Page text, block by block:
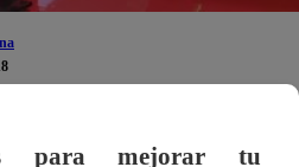
el set de ‘El último hincha
para mejorar tu